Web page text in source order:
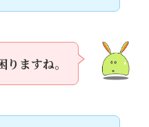
りますね。